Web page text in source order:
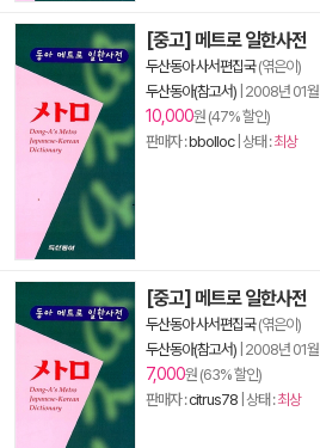
[중고] 메트로 일한사전
두산동아 사서편집국(엮은이)
두산동아(참고서) 2008년 01월
10,000원 (47% 할인)
판매자 :bbolloc| 상태 :최상
[중고] 메트로 일한사전
두산동아 사서편집국(엮은이)
두산동아(참고서) 2008년 01월
7,000원 (63% 할인)
판매자 :citrus78 | 상태 :최상